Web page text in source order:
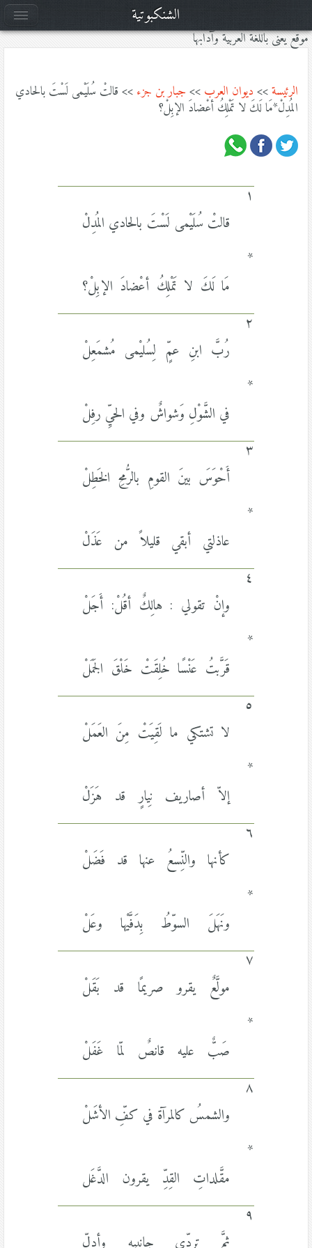
موقع يعنى باللغة العربية وآدابها
الرئيسة>> ديوان العرب >> جبار بن جزء >> قالتْ سُلَيْمى لَسْتَ بالحادي
المُدِلْ*مَا لَكَ لا تَمْلِكُ أعْضادَ الإبِلْ؟
١
قالتْ سُلَيْمى لَسْتَ بالحادي المُدِلْ
*
مَا لَكَ لا تَمْلِكُ أعْضادَ الإبِلْ؟
٢
رُبَّ ابنِ عمٍّ لِسُليْمى مُشمَعِلْ
*
في الشَّوْلِ وَشواشٌ وفي الحيِّ رفِلْ
٣
أَحْوَسَ بينَ القومِ بالرُّمحِ الخَطِلْ
*
عاذلتي أبقي قليلاً من عَذَلْ
٤
وإنْ تقولي : هالِكٌ أقُلْ: أَجَلْ
*
قَرَّبتُ عَنْسًا خُلِقَتْ خَلْقَ الجَمَلْ
٥
لا تشتكي ما لَقِيَتْ مِنَ العَمَلْ
*
إلاّ أصاريف نِيارٍ قد هَزَلْ
٦
كأنها والنِّسعُ عنها قد فَضَلْ
*
ونَهَلَ السوّطُ بِدَفَّيْها وعَلْ
٧
مولَّعٌ يقرو صريمًا قد بَقَلْ
*
صَبٌّ عليه قانصٌ لمّا غَفَلْ
٨
والشمسُ كالمرآة في كفِّ الأشَلْ
*
مقَّلداتِ القِدِّ يقرون الدَّغَل
٩
الشنكبوتية